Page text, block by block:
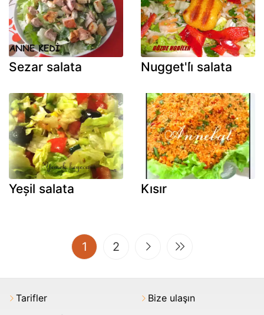
Sezar salata Nugget'li̇ salata
Yeșil salata Kısır
1 (current)
2
Tarifler
Bize ulaşın